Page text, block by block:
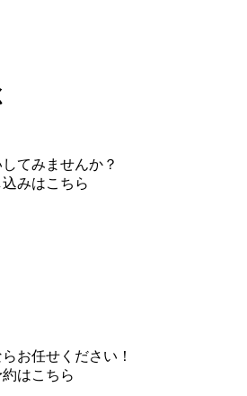
てみませんか？
みはこちら
お任せください！
はこちら